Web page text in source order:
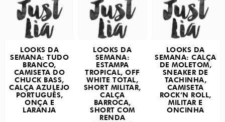
LOOKS DA
SEMANA: TUDO
BRANCO,
CAMISETA DO
CHUCK BASS,
CALÇA AZULEJO
PORTUGUÊS,
ONÇA E
LARANJA
LOOKS DA
SEMANA:
ESTAMPA
TROPICAL, OFF
WHITE TOTAL,
SHORT MILITAR,
CALÇA
BARROCA,
SHORT COM
RENDA
LOOKS DA
SEMANA: CALÇA
DE MOLETOM,
SNEAKER DE
TACHINHA,
CAMISETA
ROCK’N ROLL,
MILITAR E
ONCINHA